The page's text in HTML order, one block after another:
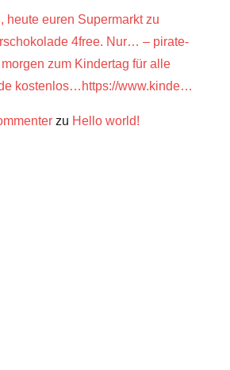
heute euren Supermarkt zu
4free. Nur… – pirate-
morgen zum Kindertag für alle
kostenlos…https://www.kinde…
zu Hello world!